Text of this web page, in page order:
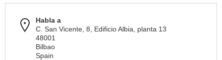
Habla a
C. San Vicente, 8, Edificio Albia, planta 13
48001
Bilbao
Spain